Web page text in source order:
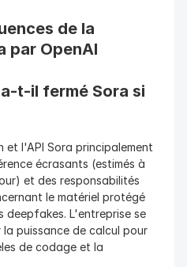
de la
par OpenAI
t-il fermé Sora si
l'API Sora principalement
écrasants (estimés à
et des responsabilités
le matériel protégé
L'entreprise se
puissance de calcul pour
de codage et la